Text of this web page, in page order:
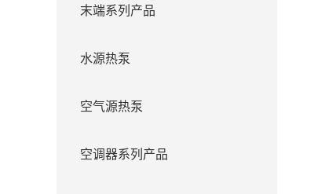
末端系列产品
水源热泵
空气源热泵
空调器系列产品